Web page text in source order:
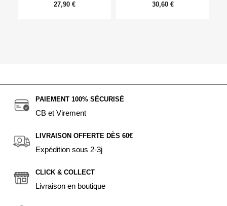
27,90 € 30,60 €
PAIEMENT 100% SÉCURISÉ
CB et Virement
LIVRAISON OFFERTE DÈS 60€
Expédition sous 2-3j
CLICK & COLLECT
Livraison en boutique